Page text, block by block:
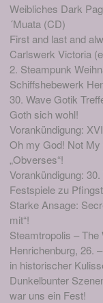
Weibliches Dark
´Muata (CD)
First and last and
Carlswerk Victoria
2. Steampunk
Schiffshebewerk
30. Wave Gotik
Goth sich wohl!
Vorankündigung:
Oh my God! Not My
„Obverses“!
Vorankündigung:
Festspiele zu
Starke Ansage:
mit“!
Steamtropolis –
Henrichenburg, 26.
in historischer
Dunkelbunter
war uns ein Fest!